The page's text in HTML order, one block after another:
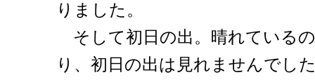
りました。
そして初日の出。晴れている
り、初日の出は見れませんでし